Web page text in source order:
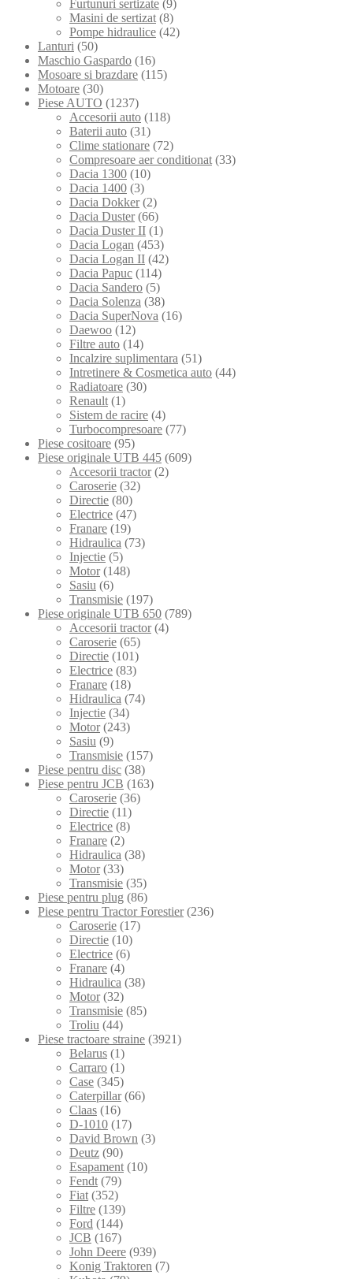
Furtunuri sertizate (9)
Masini de sertizat (8)
Pompe hidraulice (42)
Lanturi (50)
Maschio Gaspardo (16)
Mosoare si brazdare (115)
Motoare (30)
Piese AUTO (1237)
Accesorii auto (118)
Baterii auto (31)
Clime stationare (72)
Compresoare aer conditionat (33)
Dacia 1300 (10)
Dacia 1400 (3)
Dacia Dokker (2)
Dacia Duster (66)
Dacia Duster II (1)
Dacia Logan (453)
Dacia Logan II (42)
Dacia Papuc (114)
Dacia Sandero (5)
Dacia Solenza (38)
Dacia SuperNova (16)
Daewoo (12)
Filtre auto (14)
Incalzire suplimentara (51)
Intretinere & Cosmetica auto (44)
Radiatoare (30)
Renault (1)
Sistem de racire (4)
Turbocompresoare (77)
Piese cositoare (95)
Piese originale UTB 445 (609)
Accesorii tractor (2)
Caroserie (32)
Directie (80)
Electrice (47)
Franare (19)
Hidraulica (73)
Injectie (5)
Motor (148)
Sasiu (6)
Transmisie (197)
Piese originale UTB 650 (789)
Accesorii tractor (4)
Caroserie (65)
Directie (101)
Electrice (83)
Franare (18)
Hidraulica (74)
Injectie (34)
Motor (243)
Sasiu (9)
Transmisie (157)
Piese pentru disc (38)
Piese pentru JCB (163)
Caroserie (36)
Directie (11)
Electrice (8)
Franare (2)
Hidraulica (38)
Motor (33)
Transmisie (35)
Piese pentru plug (86)
Piese pentru Tractor Forestier (236)
Caroserie (17)
Directie (10)
Electrice (6)
Franare (4)
Hidraulica (38)
Motor (32)
Transmisie (85)
Troliu (44)
Piese tractoare straine (3921)
Belarus (1)
Carraro (1)
Case (345)
Caterpillar (66)
Claas (16)
D-1010 (17)
David Brown (3)
Deutz (90)
Esapament (10)
Fendt (79)
Fiat (352)
Filtre (139)
Ford (144)
JCB (167)
John Deere (939)
Konig Traktoren (7)